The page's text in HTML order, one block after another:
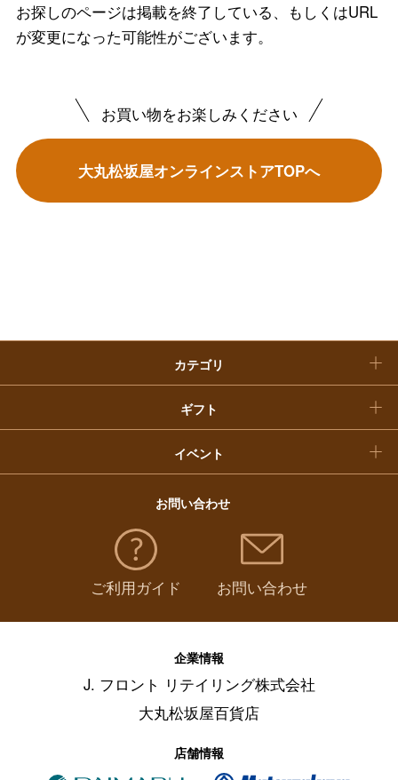
お探しのページは掲載を終了している、もしくはURL
が変更になった可能性がございます。
お買い物をお楽しみください
大丸松坂屋オンラインストアTOPへ
カテゴリ
ビューティー
ベビー＆キッズ
ギフト
大丸・松坂屋のギフト
お香典返し
イベント
ホワイトデー
お中元
福袋
お問い合わせ
ご利用ガイド お問い合わせ
企業情報
J. フロント リテイリング株式会社
大丸松坂屋百貨店
店舗情報